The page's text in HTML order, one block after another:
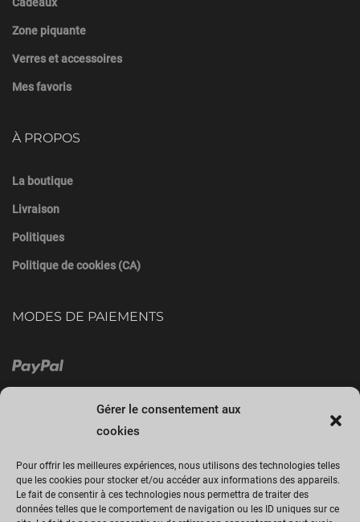
Gérer le consentement aux
cookies
Pour offrir les meilleures expériences, nous utilisons des technologies telles
que les cookies pour stocker et/ou accéder aux informations des appareils.
Le fait de consentir à ces technologies nous permettra de traiter des
données telles que le comportement de navigation ou les ID uniques sur ce
Zone piquante
Verres et accessoires
Mes favoris
À PROPOS
La boutique
Livraison
Politiques
Politique de cookies (CA)
MODES DE PAIEMENTS
Cliquez sur « J’accepte » pour activer